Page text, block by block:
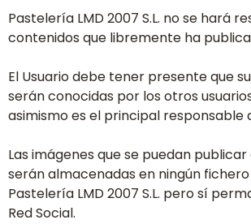
Pastelería LMD 2007 S.L. no se hará
contenidos que libremente ha
El Usuario debe tener presente que
serán conocidas por los otros
asimismo es el principal responsable
Las imágenes que se puedan
serán almacenadas en ningún
Pastelería LMD 2007 S.L. pero sí
Red Social.